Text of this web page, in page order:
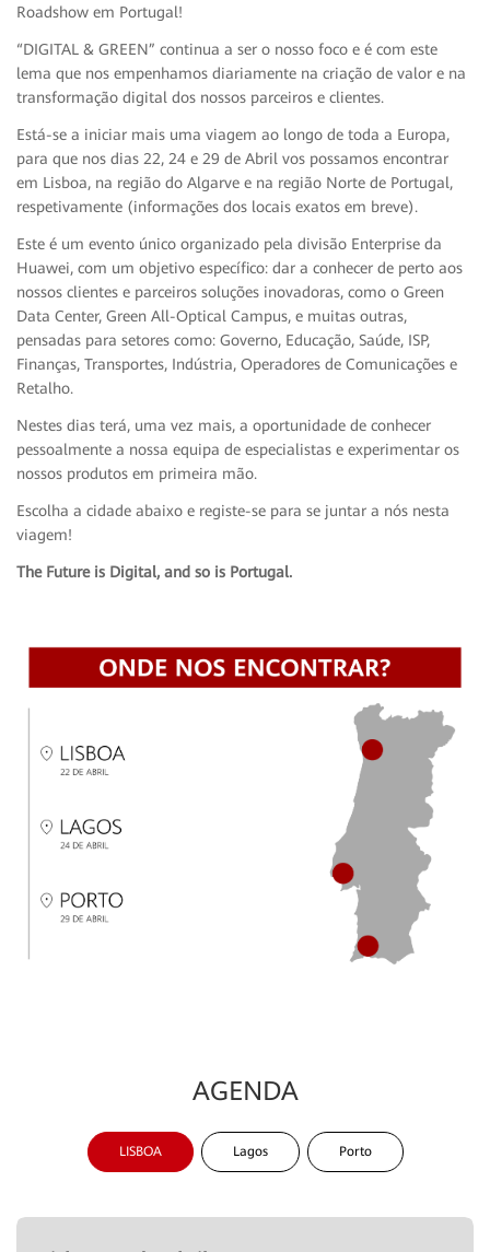
Roadshow em Portugal!
“DIGITAL & GREEN” continua a ser o nosso foco e é com este
lema que nos empenhamos diariamente na criação de valor e na
transformação digital dos nossos parceiros e clientes.
Está-se a iniciar mais uma viagem ao longo de toda a Europa,
para que nos dias 22, 24 e 29 de Abril vos possamos encontrar
em Lisboa, na região do Algarve e na região Norte de Portugal,
respetivamente (informações dos locais exatos em breve).
Este é um evento único organizado pela divisão Enterprise da
Huawei, com um objetivo específico: dar a conhecer de perto aos
nossos clientes e parceiros soluções inovadoras, como o Green
Data Center, Green All-Optical Campus, e muitas outras,
pensadas para setores como: Governo, Educação, Saúde, ISP,
Finanças, Transportes, Indústria, Operadores de Comunicações e
Retalho.
Nestes dias terá, uma vez mais, a oportunidade de conhecer
pessoalmente a nossa equipa de especialistas e experimentar os
nossos produtos em primeira mão.
Escolha a cidade abaixo e registe-se para se juntar a nós nesta
viagem!
The Future is Digital, and so is Portugal.
AGENDA
LISBOA Lagos Porto